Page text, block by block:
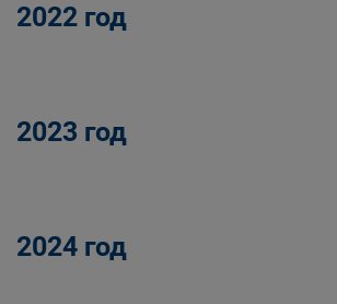
2022 год
2023 год
2024 год